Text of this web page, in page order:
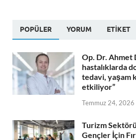
POPÜLER YORUM ETIKET
Op. Dr. Ahmet
hastalıklarda
tedavi, yaşam
etkiliyor”
Temmuz 24, 2026
Turizm
Gençler İçin